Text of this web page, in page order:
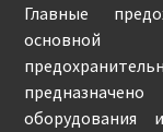
Главные
основной